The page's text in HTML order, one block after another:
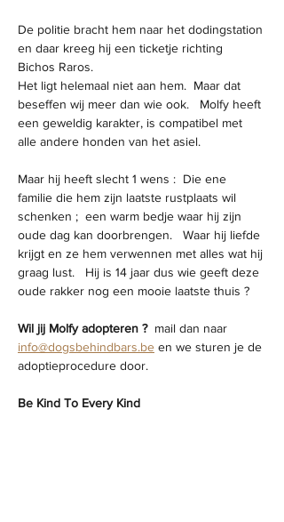
De politie bracht hem naar het dodingstation
en daar kreeg hij een ticketje richting
Bichos Raros.
Het ligt helemaal niet aan hem.  Maar dat
beseffen wij meer dan wie ook.   Molfy heeft
een geweldig karakter, is compatibel met
alle andere honden van het asiel.
Maar hij heeft slecht 1 wens :  Die ene
familie die hem zijn laatste rustplaats wil
schenken ;  een warm bedje waar hij zijn
oude dag kan doorbrengen.   Waar hij liefde
krijgt en ze hem verwennen met alles wat hij
graag lust.   Hij is 14 jaar dus wie geeft deze
oude rakker nog een mooie laatste thuis ?
Wil jij Molfy adopteren ? mail dan naar
info@dogsbehindbars.be en we sturen je de
adoptieprocedure door.
Be Kind To Every Kind